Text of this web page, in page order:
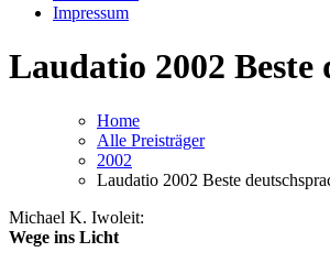
Impressum
Laudatio 2002 Beste
Home
Alle Preisträger
2002
Laudatio 2002 Beste
Michael K. Iwoleit:
Wege ins Licht